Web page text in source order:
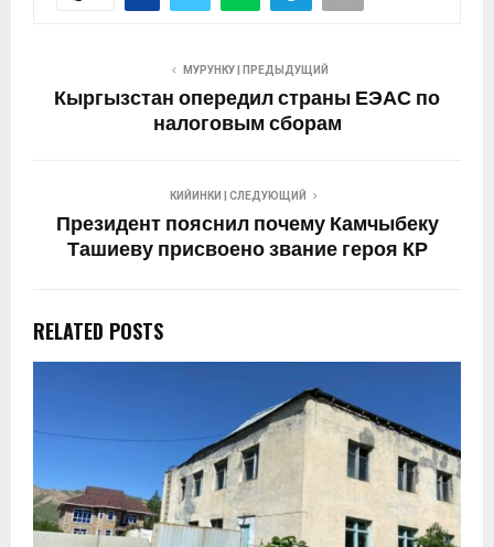
МУРУНКУ | ПРЕДЫДУЩИЙ
Кыргызстан опередил страны ЕЭАС по
налоговым сборам
КИЙИНКИ | СЛЕДУЮЩИЙ
Президент пояснил почему Камчыбеку
Ташиеву присвоено звание героя КР
RELATED POSTS